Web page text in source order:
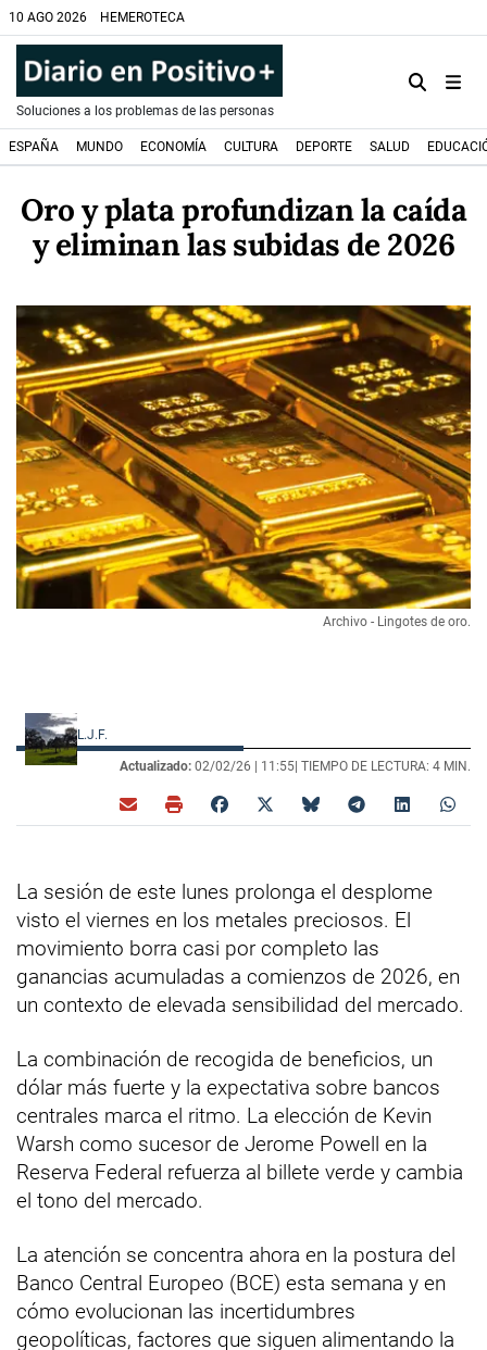
10 AGO 2026 HEMEROTECA
Soluciones a los problemas de las personas
ESPAÑA MUNDO ECONOMÍA CULTURA DEPORTE SALUD
Oro y plata profundizan la caída
y eliminan las subidas de 2026
Archivo - Lingotes de oro.
L.J.F.
Actualizado: 02/02/26 | 11:55| TIEMPO DE LECTURA: 4 MIN.
La sesión de este lunes prolonga el desplome
visto el viernes en los metales preciosos. El
movimiento borra casi por completo las
ganancias acumuladas a comienzos de 2026, en
un contexto de elevada sensibilidad del mercado.
La combinación de recogida de beneficios, un
dólar más fuerte y la expectativa sobre bancos
centrales marca el ritmo. La elección de Kevin
Warsh como sucesor de Jerome Powell en la
Reserva Federal refuerza al billete verde y cambia
el tono del mercado.
La atención se concentra ahora en la postura del
Banco Central Europeo (BCE) esta semana y en
cómo evolucionan las incertidumbres
geopolíticas, factores que siguen alimentando la